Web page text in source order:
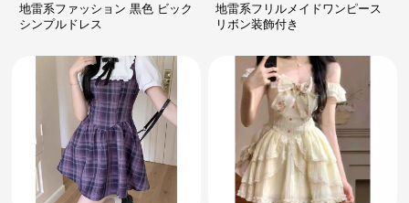
地雷系ファッション 黒色 ビック
シンプルドレス
地雷系フリルメイドワンピース
リボン装飾付き